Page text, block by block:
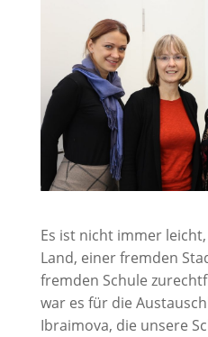
Es ist nicht immer
Land, einer fremden
fremden Schule
war es für die
Ibraimova, die unsere